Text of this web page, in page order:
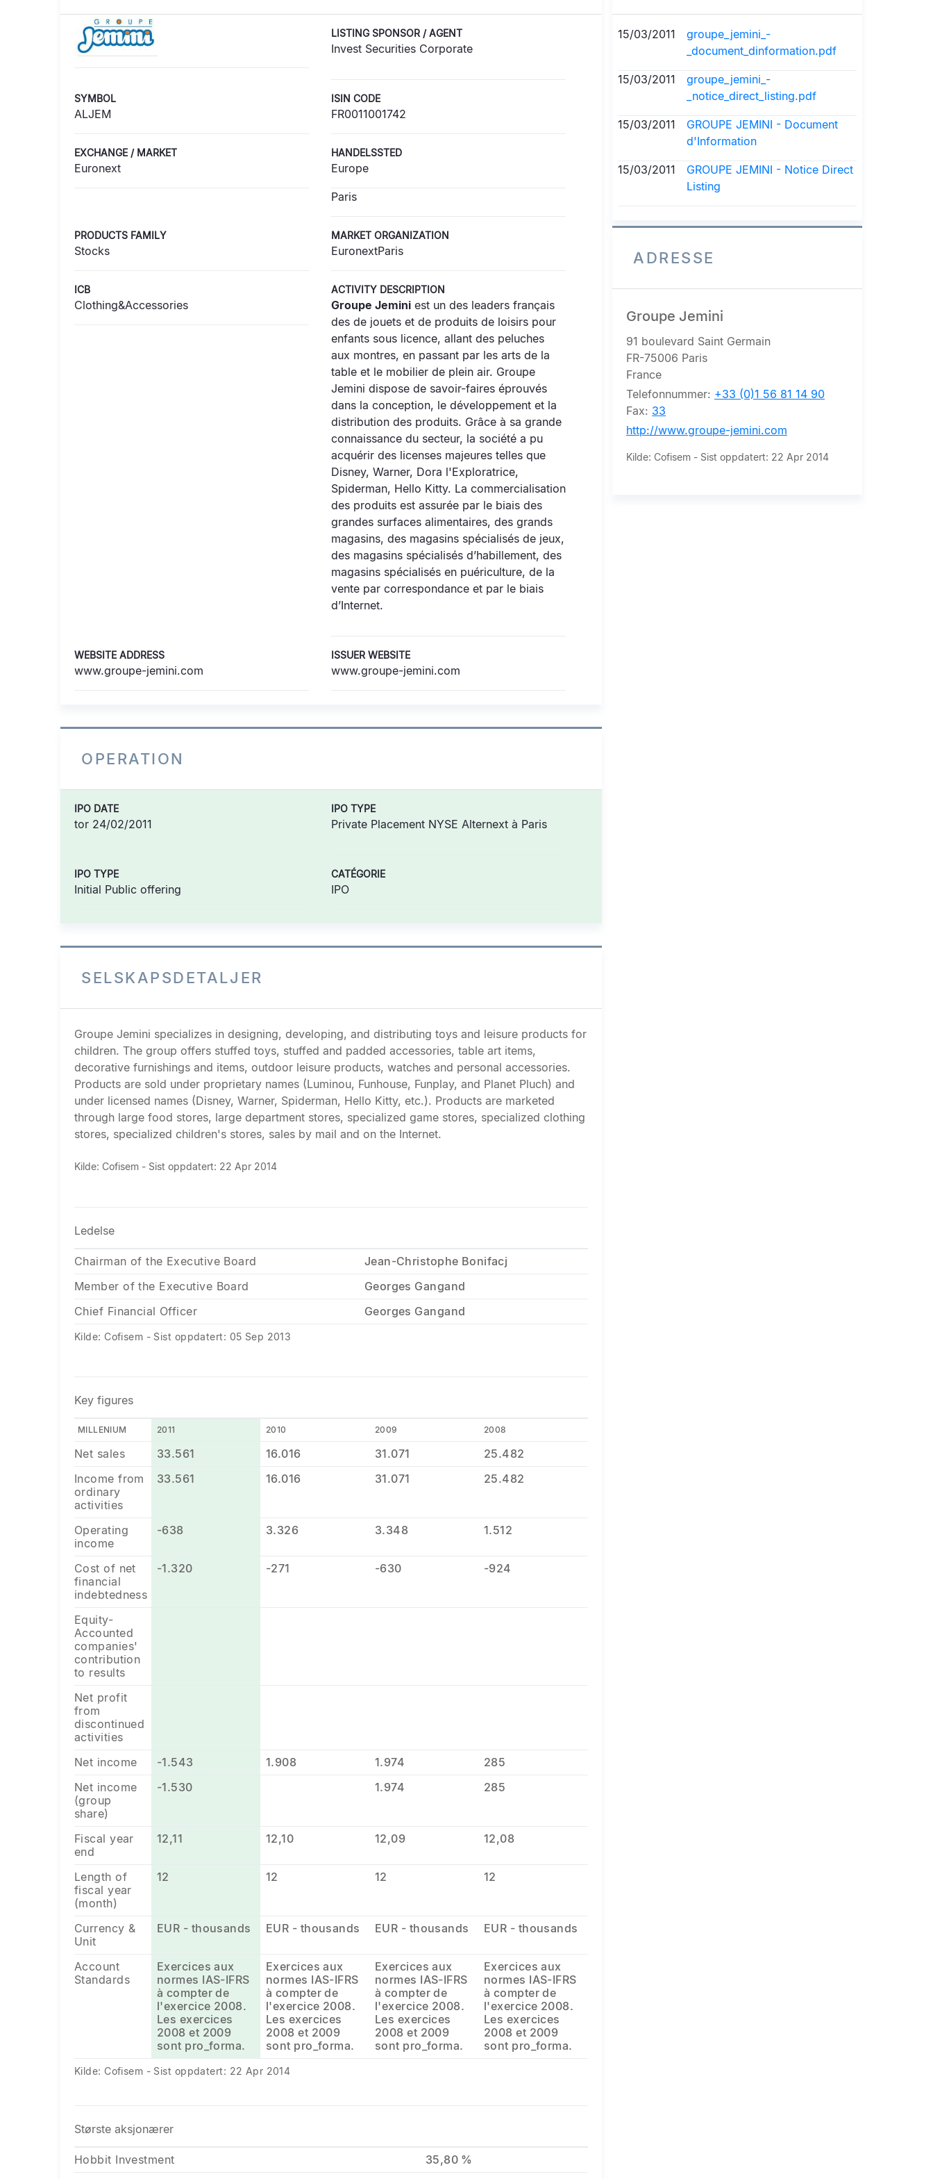
LISTING SPONSOR / AGENT
Invest Securities Corporate
SYMBOL
ALJEM
ISIN CODE
FR0011001742
EXCHANGE / MARKET
Euronext
HANDELSSTED
Europe
Paris
PRODUCTS FAMILY
Stocks
MARKET ORGANIZATION
EuronextParis
ICB
Clothing&Accessories
ACTIVITY DESCRIPTION
Groupe Jemini est un des leaders français
des de jouets et de produits de loisirs pour
enfants sous licence, allant des peluches
aux montres, en passant par les arts de la
table et le mobilier de plein air. Groupe
Jemini dispose de savoir-faires éprouvés
dans la conception, le développement et la
distribution des produits. Grâce à sa grande
connaissance du secteur, la société a pu
acquérir des licenses majeures telles que
Disney, Warner, Dora l'Exploratrice,
Spiderman, Hello Kitty. La commercialisation
des produits est assurée par le biais des
grandes surfaces alimentaires, des grands
magasins, des magasins spécialisés de jeux,
des magasins spécialisés d’habillement, des
magasins spécialisés en puériculture, de la
vente par correspondance et par le biais
d’Internet.
WEBSITE ADDRESS
www.groupe-jemini.com
ISSUER WEBSITE
www.groupe-jemini.com
OPERATION
IPO DATE
tor 24/02/2011
IPO TYPE
Private Placement NYSE Alternext à Paris
IPO TYPE
Initial Public offering
CATÉGORIE
IPO
SELSKAPSDETALJER
Groupe Jemini specializes in designing, developing, and distributing toys and leisure products for
children. The group offers stuffed toys, stuffed and padded accessories, table art items,
decorative furnishings and items, outdoor leisure products, watches and personal accessories.
Products are sold under proprietary names (Luminou, Funhouse, Funplay, and Planet Pluch) and
under licensed names (Disney, Warner, Spiderman, Hello Kitty, etc.). Products are marketed
through large food stores, large department stores, specialized game stores, specialized clothing
stores, specialized children's stores, sales by mail and on the Internet.
Kilde: Cofisem - Sist oppdatert: 22 Apr 2014
Ledelse
Chairman of the Executive Board
Jean-Christophe Bonifacj
Member of the Executive Board
Georges Gangand
Chief Financial Officer
Georges Gangand
Kilde: Cofisem - Sist oppdatert: 05 Sep 2013
Key figures
MILLENIUM 2011 2010 2009 2008
Net sales 33.561 16.016 31.071
25.482
Income from
ordinary
activities
33.561 16.016 31.071 25.482
Operating
income
-638 3.326 3.348 1.512
Cost of net
financial
indebtedness
-1.320 -271 -630 -924
Equity-
Accounted
companies'
contribution
to results
Net profit
from
discontinued
activities
Net income
-1.543 1.908 1.974
285
Net income
(group
share)
-1.530 1.974 285
Fiscal year
end
12,11 12,10 12,09 12,08
Length of
fiscal year
(month)
12 12 12 12
Currency &
Unit
EUR - thousands EUR - thousands EUR - thousands EUR - thousands
Account
Standards
Exercices aux
normes IAS-IFRS
à compter de
l'exercice 2008.
Les exercices
2008 et 2009
sont pro_forma.
Exercices aux
normes IAS-IFRS
à compter de
l'exercice 2008.
Les exercices
2008 et 2009
sont pro_forma.
Exercices aux
normes IAS-IFRS
à compter de
l'exercice 2008.
Les exercices
2008 et 2009
sont pro_forma.
Exercices aux
normes IAS-IFRS
à compter de
l'exercice 2008.
Les exercices
2008 et 2009
sont pro_forma.
Kilde: Cofisem - Sist oppdatert: 22 Apr 2014
Største aksjonærer
Hobbit Investment
35,80 %
15/03/2011
groupe_jemini_-
_document_dinformation.pdf
15/03/2011
groupe_jemini_-
_notice_direct_listing.pdf
15/03/2011
GROUPE JEMINI - Document
d'Information
15/03/2011
GROUPE JEMINI - Notice Direct
Listing
ADRESSE
Groupe Jemini
91 boulevard Saint Germain
FR-75006 Paris
France
Telefonnummer: +33 (0)1 56 81 14 90
Fax: 33
http://www.groupe-jemini.com
Kilde: Cofisem - Sist oppdatert: 22 Apr 2014